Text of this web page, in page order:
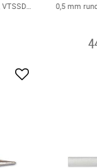
0,2mm för VTSSC71, VTSSD3 ( Bild i texten )
Add to favorites